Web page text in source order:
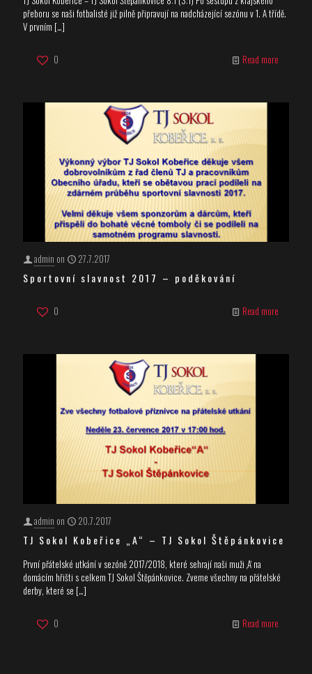
přeboru se naši fotbalisté již pilně připravují na nadcházející sezónu v 1. A třídě.
V prvním […]
0 Read more
admin on 27.7.2017
Sportovní slavnost 2017 – poděkování
0 Read more
admin on 20.7.2017
TJ Sokol Kobeřice „A“ – TJ Sokol Štěpánkovice
První přátelské utkání v sezóně 2017/2018, které sehrají naši muži ‚A‘ na
domácím hřišti s celkem TJ Sokol Štěpánkovice. Zveme všechny na přátelské
derby, které se […]
0 Read more